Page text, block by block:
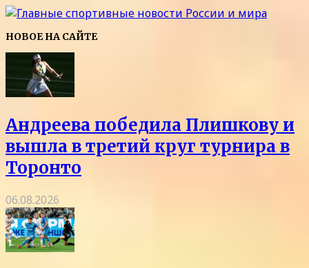
НОВОЕ НА САЙТЕ
Андреева победила Плишкову и
вышла в третий круг турнира в
Торонто
06.08.2026